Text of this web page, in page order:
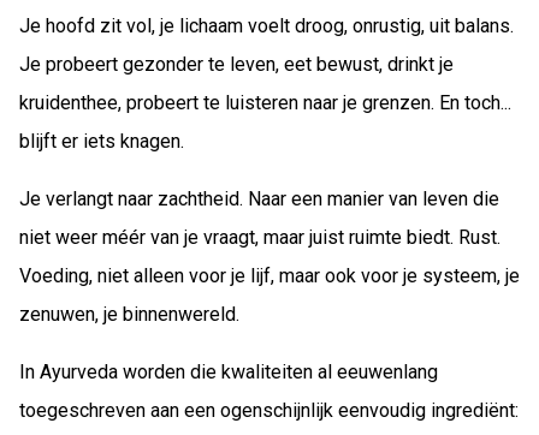
Je hoofd zit vol, je lichaam voelt droog, onrustig, uit balans.
Je probeert gezonder te leven, eet bewust, drinkt je
kruidenthee, probeert te luisteren naar je grenzen. En toch...
blijft er iets knagen.
Je verlangt naar zachtheid. Naar een manier van leven die
niet weer méér van je vraagt, maar juist ruimte biedt. Rust.
Voeding, niet alleen voor je lijf, maar ook voor je systeem, je
zenuwen, je binnenwereld.
In Ayurveda worden die kwaliteiten al eeuwenlang
toegeschreven aan een ogenschijnlijk eenvoudig ingrediënt: